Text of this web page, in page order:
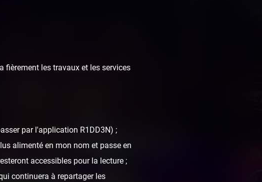
octobre 2021
fièrement les travaux et les services
par l'application R1DD3N) ;
alimenté en mon nom et passe en
accessibles pour la lecture ;
continuera à repartager les